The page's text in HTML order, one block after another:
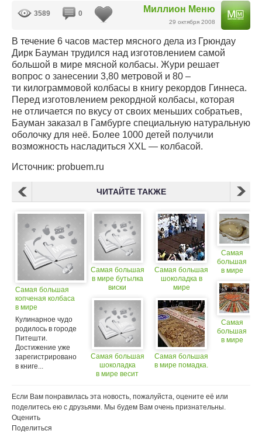
Миллион Меню
29 октября 2008
3589 0
В течение 6 часов мастер мясного дела из Грюндау
Дирк Бауман трудился над изготовлением самой
большой в мире мясной колбасы. Жури решает
вопрос о занесении 3,80 метровой и 80 –
ти килограммовой колбасы в книгу рекордов Гиннеса.
Перед изготовлением рекордной колбасы, которая
не отличается по вкусу от своих меньших собратьев,
Бауман заказал в Гамбурге специальную натуральную
оболочку для неё. Более 1000 детей получили
возможность насладиться XXL — колбасой.
Источник: probuem.ru
ЧИТАЙТЕ ТАКЖЕ
Самая большая
копченая колбаса
в мире
Кулинарное чудо
родилось в городе
Питешти.
Достижение уже
зарегистрировано
в книге...
Самая большая
в мире бутылка
виски
Самая большая
шоколадка
в мире весит
Самая большая
шоколадка в
мире
Самая большая
в мире помадка.
Самая
большая
в мире
Самая
большая
в мире
Если Вам понравилась эта новость, пожалуйста, оцените её или
поделитесь ею с друзьями. Мы будем Вам очень признательны.
Оценить
Поделиться